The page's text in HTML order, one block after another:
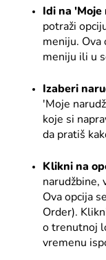
Idi na 'Moje
potraži
meniju. Ova
meniju ili u
Izaberi
'Moje
koje si
da pratiš
Klikni na
narudžbine,
Ova opcija
Order).
o trenutnoj
vremenu